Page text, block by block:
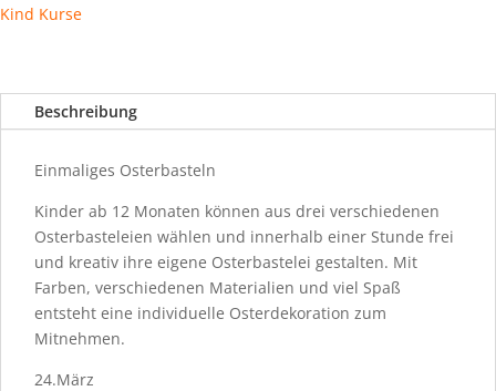
Kind Kurse
Beschreibung
Einmaliges Osterbasteln
Kinder ab 12 Monaten können aus drei verschiedenen
Osterbasteleien wählen und innerhalb einer Stunde frei
und kreativ ihre eigene Osterbastelei gestalten. Mit
Farben, verschiedenen Materialien und viel Spaß
entsteht eine individuelle Osterdekoration zum
Mitnehmen.
24.März